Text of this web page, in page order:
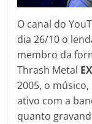
O canal do
dia 26/10 o
membro da
Thrash Metal
2005, o
ativo com a
quanto